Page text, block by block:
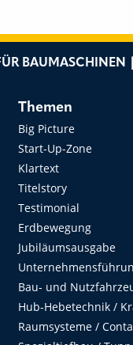
BAUMASCHINEN
Themen
Big Picture
Start-Up-Zone
Klartext
Titelstory
Testimonial
Erdbewegung
Jubiläumsausgabe
Bau- und
Hub-Hebetechnik /
Raumsysteme /